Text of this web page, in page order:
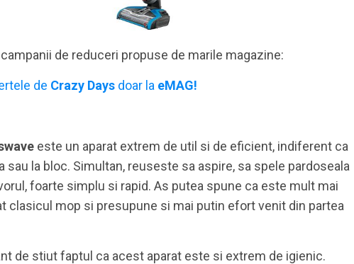
de reduceri propuse de marile magazine:
de Crazy Days doar la eMAG!
este un aparat extrem de util si de eficient, indiferent ca
sau la bloc. Simultan, reuseste sa aspire, sa spele pardoseala
foarte simplu si rapid. As putea spune ca este mult mai
clasicul mop si presupune si mai putin efort venit din partea
de stiut faptul ca acest aparat este si extrem de igienic.